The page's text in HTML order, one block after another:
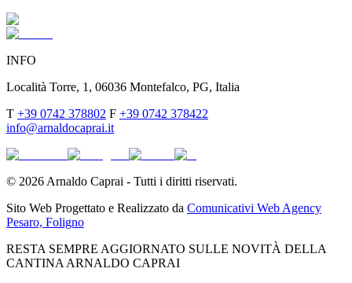
INFO
Località Torre, 1, 06036 Montefalco, PG, Italia
T +39 0742 378802 F +39 0742 378422
info@arnaldocaprai.it
© 2026 Arnaldo Caprai - Tutti i diritti riservati.
Sito Web Progettato e Realizzato da Comunicativi Web Agency
Pesaro, Foligno
RESTA SEMPRE AGGIORNATO SULLE NOVITÀ DELLA
CANTINA ARNALDO CAPRAI